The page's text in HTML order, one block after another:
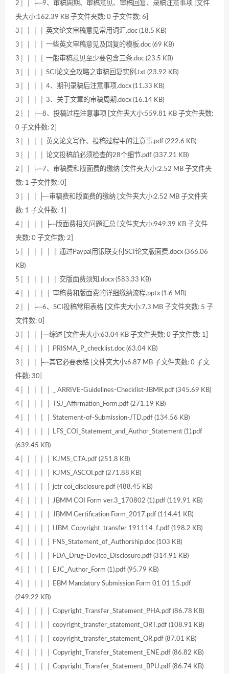
2│ │ ├─9、审稿周期、审稿意见、审稿回复、录稿注意事项 [文件
夹大小:162.39 KB 子文件夹数: 0 子文件数: 6]
3│ │ │ │ 英文论文审稿意见常用词汇.doc (18.5 KB)
3│ │ │ │ 一些英文审稿意见及回复的模板.doc (69 KB)
3│ │ │ │ 一般审稿意见至少要包含三条.doc (23.5 KB)
3│ │ │ │ SCI论文全攻略之审稿回复实例.txt (23.92 KB)
3│ │ │ │ 4、期刊录稿后注意事项.docx (11.33 KB)
3│ │ │ │ 3、关于文章的审稿周期.docx (16.14 KB)
2│ │ ├─8、投稿过程注意事项 [文件夹大小:559.81 KB 子文件夹数:
0 子文件数: 2]
3│ │ │ │ 英文论文写作、投稿过程中的注意事.pdf (222.6 KB)
3│ │ │ │ 论文投稿前必须检查的28个细节.pdf (337.21 KB)
2│ │ ├─7、审稿费和版面费的缴纳 [文件夹大小:2.52 MB 子文件夹
数: 1 子文件数: 0]
3│ │ │ ├─审稿费和版面费的缴纳 [文件夹大小:2.52 MB 子文件夹
数: 1 子文件数: 1]
4│ │ │ │ ├─版面费相关问题汇总 [文件夹大小:949.39 KB 子文件
夹数: 0 子文件数: 2]
5│ │ │ │ │ │ 通过Paypal用银联支付SCI论文版面费.docx (366.06
KB)
5│ │ │ │ │ │ 交版面费须知.docx (583.33 KB)
4│ │ │ │ │ 审稿费和版面费的详细缴纳流程.pptx (1.6 MB)
2│ │ ├─6、SCI投稿常用表格 [文件夹大小:7.3 MB 子文件夹数: 5 子
文件数: 0]
3│ │ │ ├─综述 [文件夹大小:63.04 KB 子文件夹数: 0 子文件数: 1]
4│ │ │ │ │ PRISMA_P_checklist.doc (63.04 KB)
3│ │ │ ├─其它必要表格 [文件夹大小:6.87 MB 子文件夹数: 0 子文
件数: 30]
4│ │ │ │ │ _ ARRIVE-Guidelines-Checklist-JBMR.pdf (345.69 KB)
4│ │ │ │ │ TSJ_Affirmation_Form.pdf (271.19 KB)
4│ │ │ │ │ Statement-of-Submission-JTD.pdf (134.56 KB)
4│ │ │ │ │ LFS_COI_Statement_and_Author_Statement (1).pdf
(639.45 KB)
4│ │ │ │ │ KJMS_CTA.pdf (251.8 KB)
4│ │ │ │ │ KJMS_ASCOI.pdf (271.88 KB)
4│ │ │ │ │ jctr coi_disclosure.pdf (488.45 KB)
4│ │ │ │ │ JBMM COI Form ver.3_170802 (1).pdf (119.91 KB)
4│ │ │ │ │ JBMM Certification Form_2017.pdf (114.41 KB)
4│ │ │ │ │ IJBM_Copyright_transfer 191114_f.pdf (198.2 KB)
4│ │ │ │ │ FNS_Statement_of_Authorship.doc (103 KB)
4│ │ │ │ │ FDA_Drug-Device_Disclosure.pdf (314.91 KB)
4│ │ │ │ │ EJC_Author_Form (1).pdf (95.79 KB)
4│ │ │ │ │ EBM Mandatory Submission Form 01 01 15.pdf
(249.22 KB)
4│ │ │ │ │ Copyright_Transfer_Statement_PHA.pdf (86.78 KB)
4│ │ │ │ │ copyright_transfer_statement_ORT.pdf (108.91 KB)
4│ │ │ │ │ copyright_transfer_statement_OR.pdf (87.01 KB)
4│ │ │ │ │ Copyright_Transfer_Statement_ENE.pdf (86.82 KB)
4│ │ │ │ │ Copyright_Transfer_Statement_BPU.pdf (86.74 KB)